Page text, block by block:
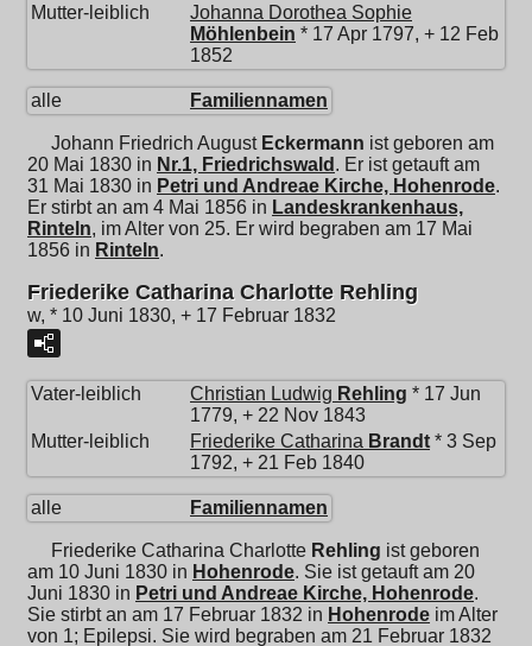
Mutter-leiblich
Johanna Dorothea Sophie
Möhlenbein * 17 Apr 1797, + 12 Feb
1852
alle Familiennamen
Johann Friedrich August Eckermann ist geboren am
20 Mai 1830 in Nr.1, Friedrichswald . Er ist getauft am
31 Mai 1830 in Petri und Andreae Kirche, Hohenrode.
Er stirbt an am 4 Mai 1856 in Landeskrankenhaus,
Rinteln, im Alter von 25. Er wird begraben am 17 Mai
1856 in Rinteln.
Friederike Catharina Charlotte Rehling
w, * 10 Juni 1830, + 17 Februar 1832
Vater-leiblich Christian Ludwig Rehling * 17 Jun
1779, + 22 Nov 1843
Mutter-leiblich
Friederike Catharina Brandt * 3 Sep
1792, + 21 Feb 1840
alle Familiennamen
Friederike Catharina Charlotte Rehling ist geboren
am 10 Juni 1830 in Hohenrode. Sie ist getauft am 20
Juni 1830 in Petri und Andreae Kirche, Hohenrode.
Sie stirbt an am 17 Februar 1832 in Hohenrode im Alter
von 1; Epilepsi. Sie wird begraben am 21 Februar 1832